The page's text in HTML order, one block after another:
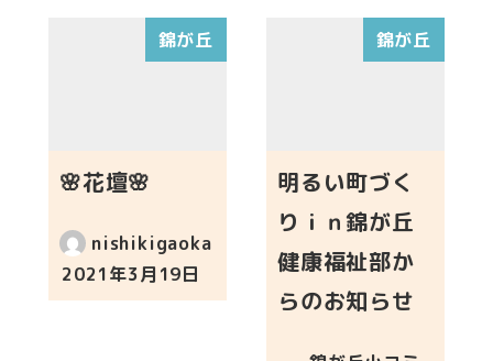
錦が丘
🌸花壇🌸
nishikigaoka
投稿日
2021年3月19日
錦が丘
明るい町づく
りｉｎ錦が丘
健康福祉部か
らのお知らせ